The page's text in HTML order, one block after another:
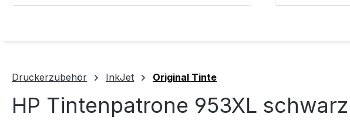
Druckerzubehör InkJet Original Tinte
HP Tintenpatrone 953XL